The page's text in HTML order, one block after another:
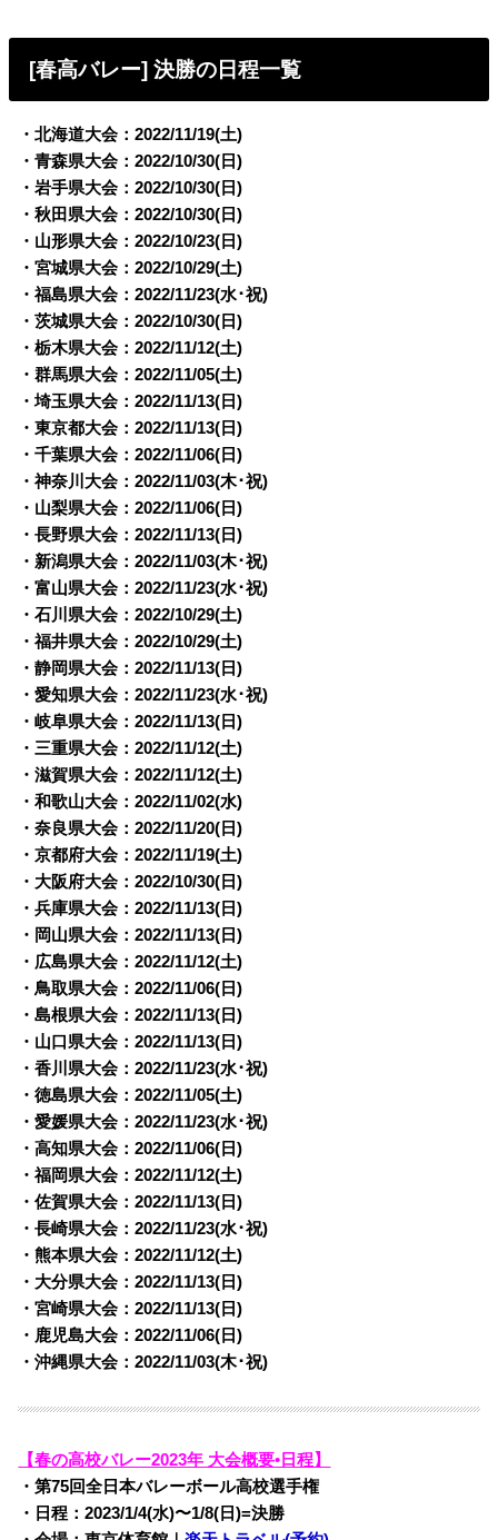
[春高バレー] 決勝の日程一覧
・北海道大会：2022/11/19(土)
・青森県大会：2022/10/30(日)
・岩手県大会：2022/10/30(日)
・秋田県大会：2022/10/30(日)
・山形県大会：2022/10/23(日)
・宮城県大会：2022/10/29(土)
・福島県大会：2022/11/23(水･祝)
・茨城県大会：2022/10/30(日)
・栃木県大会：2022/11/12(土)
・群馬県大会：2022/11/05(土)
・埼玉県大会：2022/11/13(日)
・東京都大会：2022/11/13(日)
・千葉県大会：2022/11/06(日)
・神奈川大会：2022/11/03(木･祝)
・山梨県大会：2022/11/06(日)
・長野県大会：2022/11/13(日)
・新潟県大会：2022/11/03(木･祝)
・富山県大会：2022/11/23(水･祝)
・石川県大会：2022/10/29(土)
・福井県大会：2022/10/29(土)
・静岡県大会：2022/11/13(日)
・愛知県大会：2022/11/23(水･祝)
・岐阜県大会：2022/11/13(日)
・三重県大会：2022/11/12(土)
・滋賀県大会：2022/11/12(土)
・和歌山大会：2022/11/02(水)
・奈良県大会：2022/11/20(日)
・京都府大会：2022/11/19(土)
・大阪府大会：2022/10/30(日)
・兵庫県大会：2022/11/13(日)
・岡山県大会：2022/11/13(日)
・広島県大会：2022/11/12(土)
・鳥取県大会：2022/11/06(日)
・島根県大会：2022/11/13(日)
・山口県大会：2022/11/13(日)
・香川県大会：2022/11/23(水･祝)
・徳島県大会：2022/11/05(土)
・愛媛県大会：2022/11/23(水･祝)
・高知県大会：2022/11/06(日)
・福岡県大会：2022/11/12(土)
・佐賀県大会：2022/11/13(日)
・長崎県大会：2022/11/23(水･祝)
・熊本県大会：2022/11/12(土)
・大分県大会：2022/11/13(日)
・宮崎県大会：2022/11/13(日)
・鹿児島大会：2022/11/06(日)
・沖縄県大会：2022/11/03(木･祝)
【春の高校バレー2023年 大会概要•日程】
・第75回全日本バレーボール高校選手権
・日程：2023/1/4(水)〜1/8(日)=決勝